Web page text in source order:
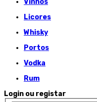
Vinhos
Licores
Whisky
Portos
Vodka
Rum
Login ou registar